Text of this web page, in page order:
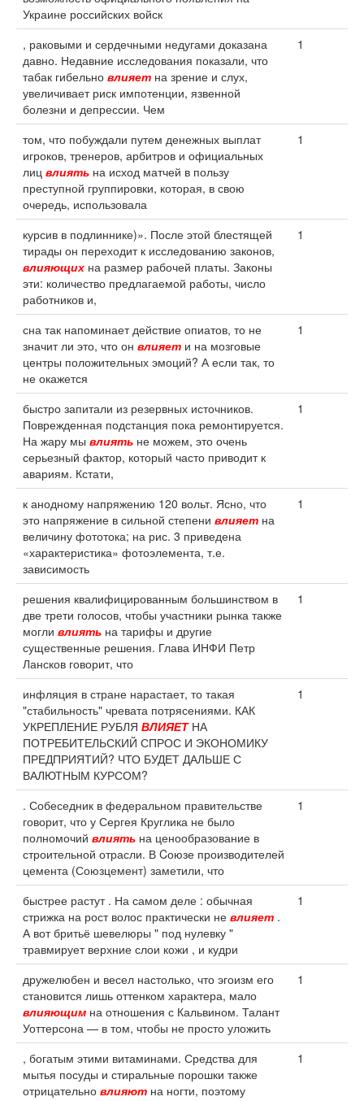
Украине российских войск
, раковыми и сердечными недугами доказана
давно. Недавние исследования показали, что
табак гибельно влияет на зрение и слух,
увеличивает риск импотенции, язвенной
болезни и депрессии. Чем
1
том, что побуждали путем денежных выплат
игроков, тренеров, арбитров и официальных
лиц влиять на исход матчей в пользу
преступной группировки, которая, в свою
очередь, использовала
1
курсив в подлиннике)». После этой блестящей
тирады он переходит к исследованию законов,
влияющих на размер рабочей платы. Законы
эти: количество предлагаемой работы, число
работников и,
1
сна так напоминает действие опиатов, то не
значит ли это, что он влияет и на мозговые
центры положительных эмоций? А если так, то
не окажется
1
быстро запитали из резервных источников.
Поврежденная подстанция пока ремонтируется.
На жару мы влиять не можем, это очень
серьезный фактор, который часто приводит к
авариям. Кстати,
1
к анодному напряжению 120 вольт. Ясно, что
это напряжение в сильной степени влияет на
величину фототока; на рис. 3 приведена
«характеристика» фотоэлемента, т.е.
зависимость
1
решения квалифицированным большинством в
две трети голосов, чтобы участники рынка также
могли влиять на тарифы и другие
существенные решения. Глава ИНФИ Петр
Лансков говорит, что
1
инфляция в стране нарастает, то такая
"стабильность" чревата потрясениями. КАК
УКРЕПЛЕНИЕ РУБЛЯ ВЛИЯЕТНА
ПОТРЕБИТЕЛЬСКИЙ СПРОС И ЭКОНОМИКУ
ПРЕДПРИЯТИЙ? ЧТО БУДЕТ ДАЛЬШЕ С
ВАЛЮТНЫМ КУРСОМ?
1
. Собеседник в федеральном правительстве
говорит, что у Сергея Круглика не было
полномочий влиять на ценообразование в
строительной отрасли. В Cоюзе производителей
цемента (Союзцемент) заметили, что
1
быстрее растут . На самом деле : обычная
стрижка на рост волос практически не влияет .
А вот бритьё шевелюры " под нулевку "
травмирует верхние слои кожи , и кудри
1
дружелюбен и весел настолько, что эгоизм его
становится лишь оттенком характера, мало
влияющим на отношения с Кальвином. Талант
Уоттерсона — в том, чтобы не просто уложить
1
, богатым этими витаминами. Средства для
мытья посуды и стиральные порошки также
отрицательно влияют на ногти, поэтому
1